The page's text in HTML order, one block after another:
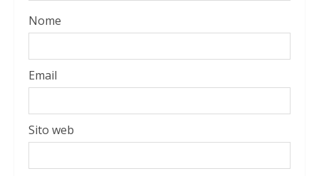
Nome
Email
Sito web